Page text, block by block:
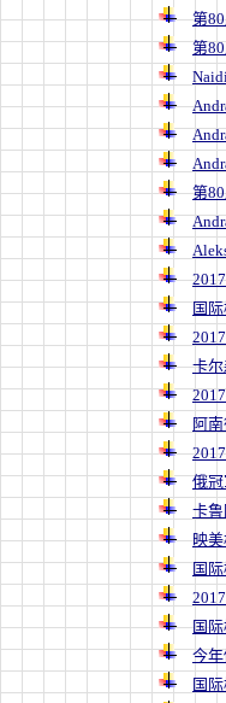
第
第
第
国
卡
阿
俄
卡
映
国
国
今
国